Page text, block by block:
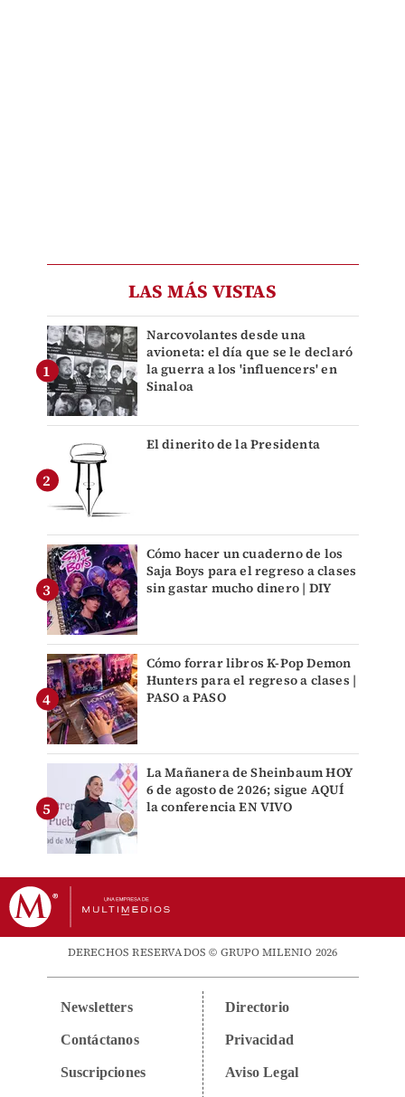
LAS MÁS VISTAS
Narcovolantes desde una
avioneta: el día que se le declaró
la guerra a los 'influencers' en
Sinaloa
El dinerito de la Presidenta
Cómo hacer un cuaderno de los
Saja Boys para el regreso a clases
sin gastar mucho dinero | DIY
Cómo forrar libros K-Pop Demon
Hunters para el regreso a clases |
PASO a PASO
La Mañanera de Sheinbaum HOY
6 de agosto de 2026; sigue AQUÍ
la conferencia EN VIVO
DERECHOS RESERVADOS © GRUPO MILENIO 2026
Newsletters
Contáctanos
Suscripciones
Directorio
Privacidad
Aviso Legal